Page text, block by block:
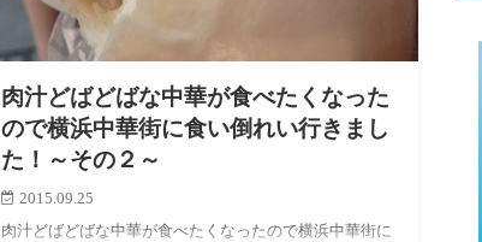
肉汁どばどばな中華が食べたくなった
ので横浜中華街に食い倒れい行きまし
た！～その２～
2015.09.25
肉汁どばどばな中華が食べたくなったので横浜中華街に